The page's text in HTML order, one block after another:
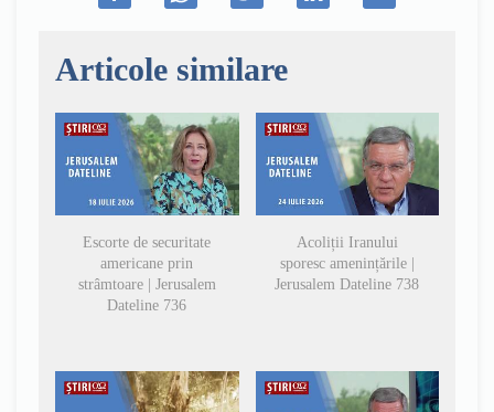
Articole similare
Escorte de securitate
americane prin
strâmtoare | Jerusalem
Dateline 736
Acoliții Iranului
sporesc amenințările |
Jerusalem Dateline 738